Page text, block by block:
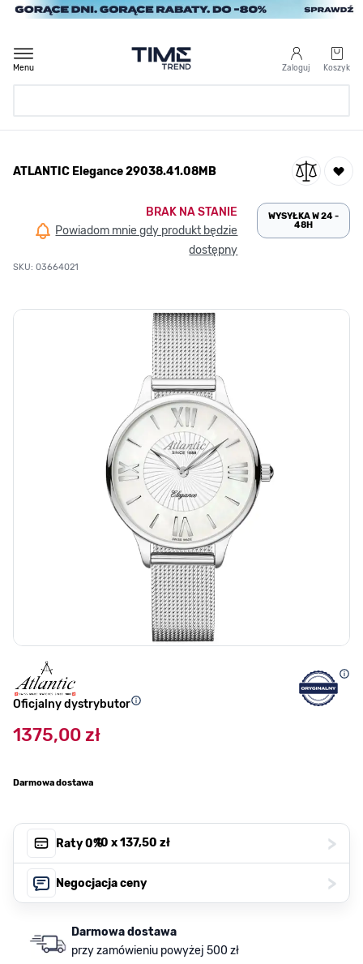
Przejdź do treści
Zaloguj Koszyk
Menu
/
ATLANTIC Elegance 29038.41.08MB
ATLANTIC Elegance 29038.41.08MB
BRAK NA STANIE
Powiadom mnie gdy produkt będzie
dostępny
SKU: 03664021
WYSYŁKA W 24 -
48H
Oficjalny dystrybutor
1375,00 zł
Darmowa dostawa
Raty 0%, 10 x137,50 zł >
Negocjacja ceny >
Darmowa dostawa
przy zamówieniu powyżej 500 zł